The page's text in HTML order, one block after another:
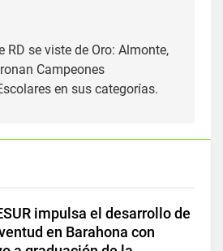
RD se viste de Oro: Almonte,
Campeones
en sus categorías.
impulsa el desarrollo de
en Barahona con